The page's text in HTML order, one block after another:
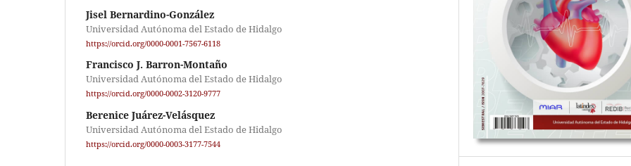
Jisel Bernardino-González
Universidad Autónoma del Estado de Hidalgo
https://orcid.org/0000-0001-7567-6118
Francisco J. Barron-Montaño
Universidad Autónoma del Estado de Hidalgo
https://orcid.org/0000-0002-3120-9777
Berenice Juárez-Velásquez
Universidad Autónoma del Estado de Hidalgo
https://orcid.org/0000-0003-3177-7544